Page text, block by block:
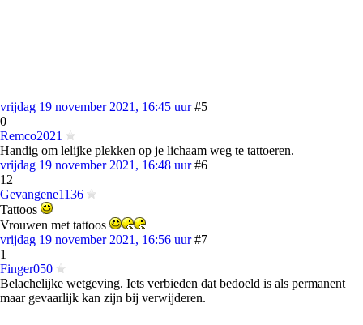
vrijdag 19 november 2021, 16:45 uur #5
0
Remco2021
Handig om lelijke plekken op je lichaam weg te tattoeren.
vrijdag 19 november 2021, 16:48 uur #6
12
Gevangene1136
Tattoos
Vrouwen met tattoos
vrijdag 19 november 2021, 16:56 uur #7
1
Finger050
Belachelijke wetgeving. Iets verbieden dat bedoeld is als permanent
maar gevaarlijk kan zijn bij verwijderen.